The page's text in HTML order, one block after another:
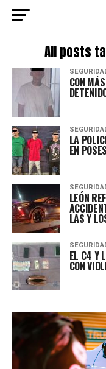
All posts
CON
LA
EN
LEÓN
LAS Y
EL C4 Y
CON